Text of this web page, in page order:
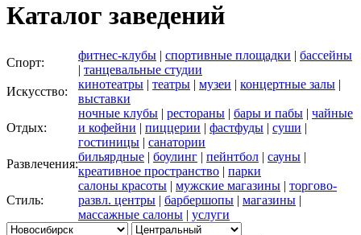
Каталог заведений
Спорт:
фитнес-клубы | спортивные площадки | бассейны
| танцевальные студии
Искусство:
кинотеатры | театры | музеи | концертные залы |
выставки
Отдых:
ночные клубы | рестораны | бары и пабы | чайные
и кофейни | пиццерии | фастфуды | суши |
гостиницы | санатории
Развлечения:
бильярдные | боулинг | пейнтбол | сауны |
креативное пространство | парки
Стиль:
салоны красоты | мужские магазины | торгово-
развл. центры | барбершопы | магазины |
массажные салоны | услуги